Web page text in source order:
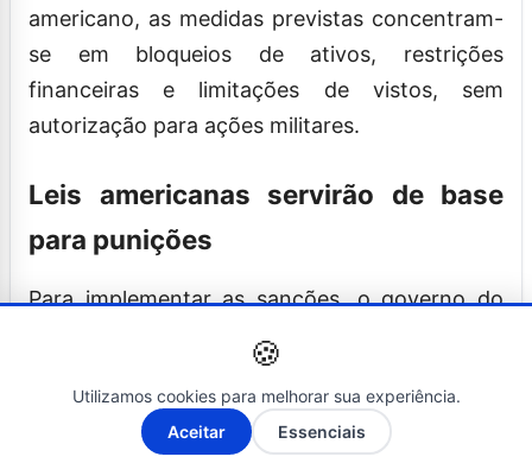
americano, as medidas previstas concentram-
se em bloqueios de ativos, restrições
financeiras e limitações de vistos, sem
autorização para ações militares.
Leis americanas servirão de base
para punições
Para implementar as sanções, o governo do
instrumentos jurídicos já existentes na
legislação norte-americana.
A- A+
🍪
Utilizamos cookies para melhorar sua experiência.
Aceitar
Essenciais